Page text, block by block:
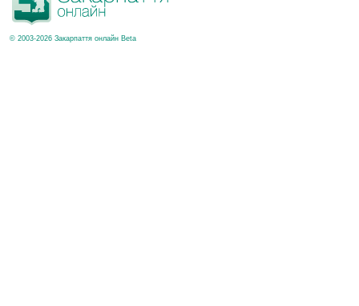
© 2003-2026 Закарпаття онлайн Beta